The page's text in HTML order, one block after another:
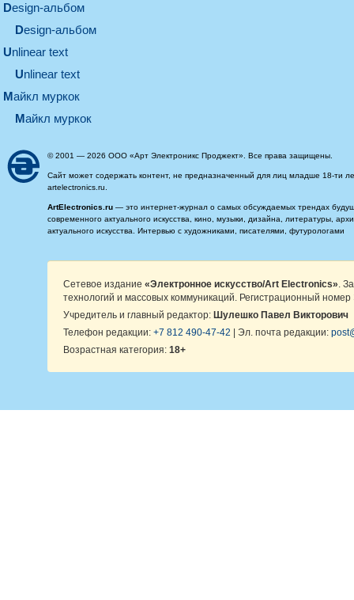
design-альбом
design-альбом
unlinear text
Unlinear text
майкл муркок
майкл муркок
© 2001 — 2026 ООО «Арт Электроникс Проджект». Все права защищены.
Сайт может содержать контент, не предназначенный для лиц младше 18-ти
artelectronics.ru.
ArtElectronics.ru — это интернет-журнал о самых обсуждаемых трендах
современного актуального искусства, кино, музыки, дизайна, литературы,
актуального искусства. Интервью с художниками, писателями, футурологами
Сетевое издание «Электронное искусство/Art Electronics» .
технологий и массовых коммуникаций. Регистрационный
Учредитель и главный редактор: Шулешко Павел Викторович
Телефон редакции: +7 812 490-47-42 | Эл. почта редакции:
Возрастная категория: 18+